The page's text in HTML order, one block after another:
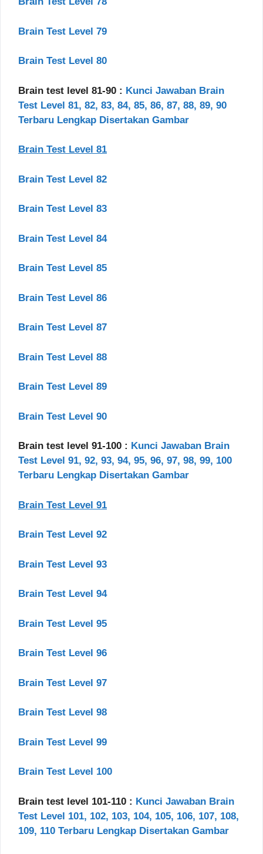
Brain Test Level 79
Brain Test Level 80
Brain test level 81-90 : Kunci Jawaban Brain
Test Level 81, 82, 83, 84, 85, 86, 87, 88, 89, 90
Terbaru Lengkap Disertakan Gambar
Brain Test Level 81
Brain Test Level 82
Brain Test Level 83
Brain Test Level 84
Brain Test Level 85
Brain Test Level 86
Brain Test Level 87
Brain Test Level 88
Brain Test Level 89
Brain Test Level 90
Brain test level 91-100 : Kunci Jawaban Brain
Test Level 91, 92, 93, 94, 95, 96, 97, 98, 99, 100
Terbaru Lengkap Disertakan Gambar
Brain Test Level 91
Brain Test Level 92
Brain Test Level 93
Brain Test Level 94
Brain Test Level 95
Brain Test Level 96
Brain Test Level 97
Brain Test Level 98
Brain Test Level 99
Brain Test Level 100
Brain test level 101-110 : Kunci Jawaban Brain
Test Level 101, 102, 103, 104, 105, 106, 107, 108,
109, 110 Terbaru Lengkap Disertakan Gambar